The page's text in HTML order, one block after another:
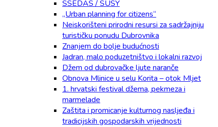
SSEDAS / SUSY
„Urban planning for citizens“
Neiskorišteni prirodni resursi za sadržajniju
turističku ponudu Dubrovnika
Znanjem do bolje budućnosti
Jadran, malo poduzetništvo i lokalni razvoj
Džem od dubrovačke ljute naranče
Obnova Mlinice u selu Korita – otok Mljet
1. hrvatski festival džema, pekmeza i
marmelade
Zaštita i promicanje kulturnog nasljeđa i
tradicijskih gospodarskih vrijednosti